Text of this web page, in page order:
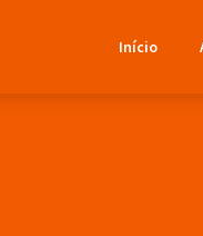
Início